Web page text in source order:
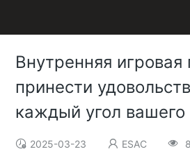
Внутренняя
принести
каждый угол вашего
2025-03-23 ESAC